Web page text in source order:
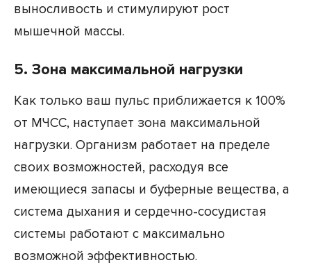
выносливость и стимулируют рост
мышечной массы.
5. Зона максимальной нагрузки
Как только ваш пульс приближается к 100%
от МЧСС, наступает зона максимальной
нагрузки. Организм работает на пределе
своих возможностей, расходуя все
имеющиеся запасы и буферные вещества, а
система дыхания и сердечно-сосудистая
системы работают с максимально
возможной эффективностью.